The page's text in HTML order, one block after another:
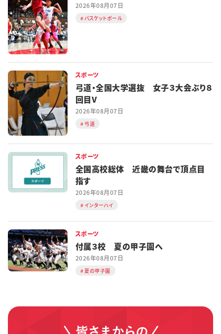
2026年08月07日
バスケットボール
スポーツ
弓道・全国大学選抜 女子３大会ぶり８
回目V
2026年08月07日
弓道
スポーツ
全国高校総体 近畿の舞台で頂点目
指す
2026年08月07日
インターハイ
スポーツ
付属３校 夏の甲子園へ
2026年08月07日
夏の甲子園